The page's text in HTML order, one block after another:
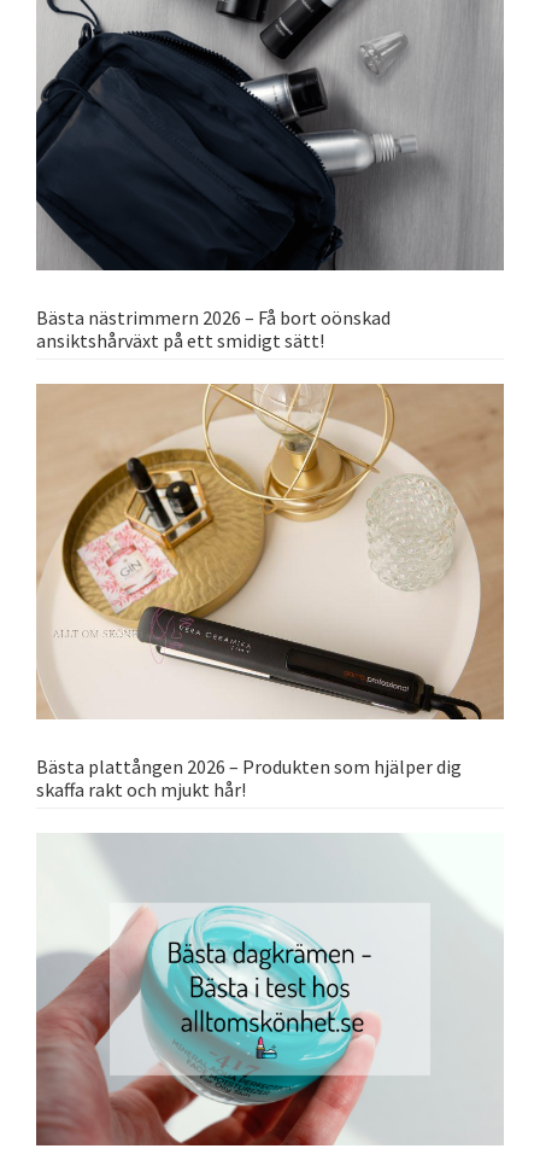
Bästa nästrimmern 2026 – Få bort oönskad
ansiktshårväxt på ett smidigt sätt!
Bästa plattången 2026 – Produkten som hjälper dig
skaffa rakt och mjukt hår!